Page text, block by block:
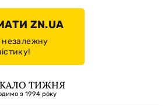
ZN.UA
незалежну
ТИЖНЯ
з 1994 року